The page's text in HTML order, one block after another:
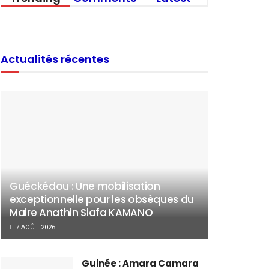
Actualités récentes
Guéckédou : Une mobilisation
exceptionnelle pour les obsèques du
Maire Anathin Siafa KAMANO
7 AOÛT 2026
Guinée : Amara Camara